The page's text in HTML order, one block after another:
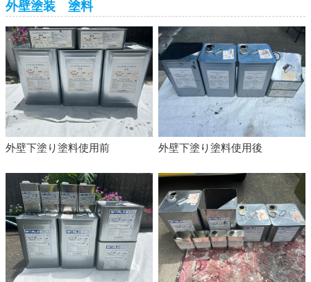
外壁塗装 塗料
外壁下塗り塗料使用前 外壁下塗り塗料使用後